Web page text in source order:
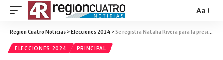
Aa
Region Cuatro Noticias >Elecciones 2024 >Se registra Natalia Rivera para la presidencia municipal de Hermosillo
ELECCIONES 2024 PRINCIPAL